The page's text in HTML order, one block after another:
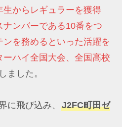
生からレギュラーを獲得
ナンバーである10番をつ
を務めるといった活躍を
ーハイ全国大会、全国高校
ました。
に飛び込み、 J2FC町田ゼ